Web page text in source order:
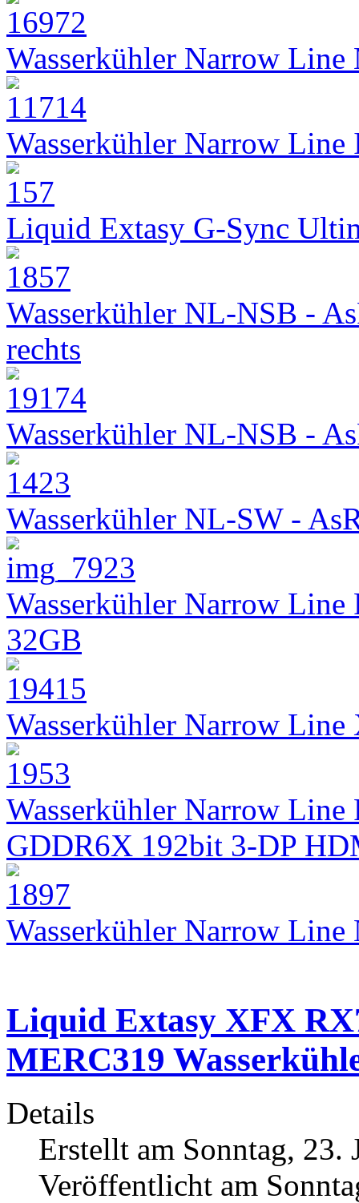
Wasserkühler Narrow
Wasserkühler Narrow
Liquid Extasy G-Sync
Wasserkühler NL-NSB -
rechts
Wasserkühler NL-NSB -
Wasserkühler NL-SW -
Wasserkühler Narrow
32GB
Wasserkühler Narrow
Wasserkühler Narrow Line
GDDR6X 192bit 3-DP
Wasserkühler Narrow
Liquid Extasy XFX
MERC319
Details
Erstellt am Sonntag, 23.
Veröffentlicht am